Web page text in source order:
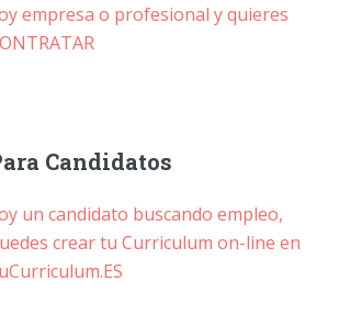
empresa o profesional y quieres
Candidatos
un candidato buscando empleo,
crear tu Curriculum on-line en